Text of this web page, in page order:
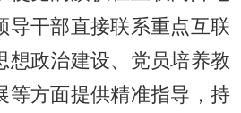
导干部直接联系重点互联
想政治建设、党员培养教
等方面提供精准指导，持